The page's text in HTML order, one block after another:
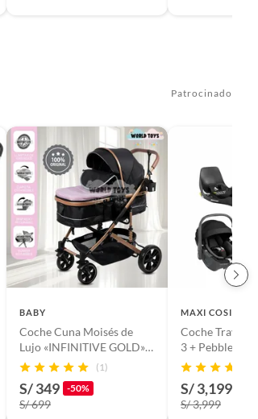
Patrocinado
BABY
Coche Cuna Moisés de
Lujo «INFINITIVE GOLD»
Pink
(1)
S/ 349 -50%
S/ 699
MAXI COSI
Coche Travel
3 + Pebble
Family Fix Esse
S/ 3,199.20
S/ 3,999